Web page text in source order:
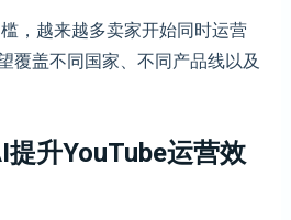
，越来越多卖家开始同时运营
覆盖不同国家、不同产品线以及
升YouTube运营效